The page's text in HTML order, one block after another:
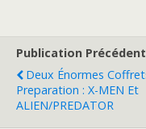
Publication
Deux Énormes
Preparation : X-MEN Et
ALIEN/PREDATOR